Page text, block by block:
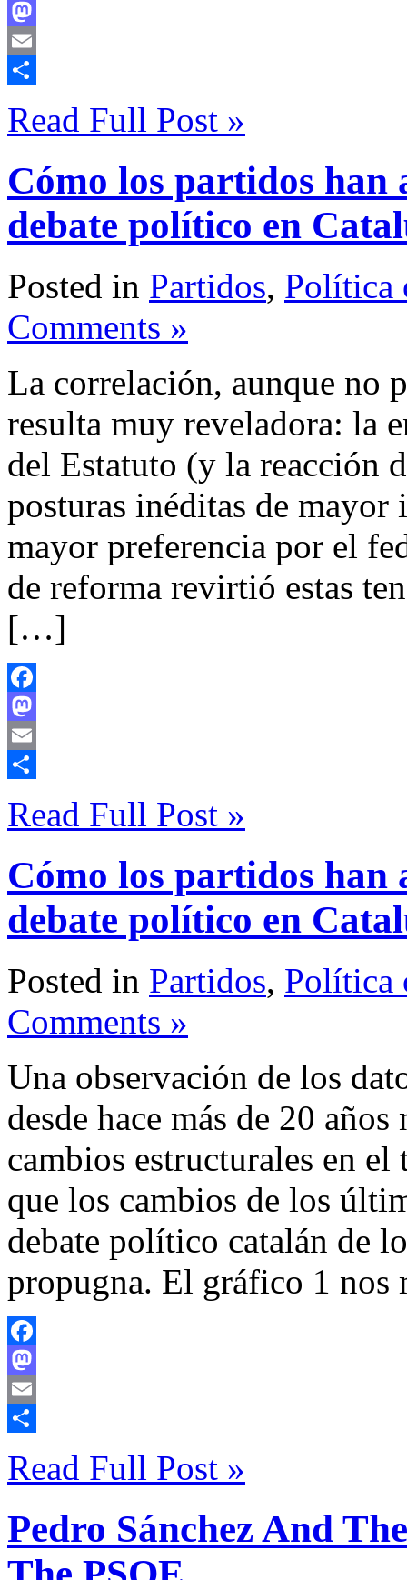
Facebook
Mastodon
Email
Read Full Post »
Cómo los partidos
debate político en
Posted in Partidos, Política
Comments »
La correlación, aunque no
resulta muy reveladora: la
del Estatuto (y la reacción
posturas inéditas de
mayor preferencia por el
de reforma revirtió estas
[…]
Facebook
Mastodon
Email
Read Full Post »
Cómo los partidos
debate político en
Posted in Partidos, Política
Comments »
Una observación de los
desde hace más de 20
cambios estructurales en
que los cambios de los
debate político catalán de
propugna. El gráfico 1
Facebook
Mastodon
Email
Read Full Post »
Pedro Sánchez And